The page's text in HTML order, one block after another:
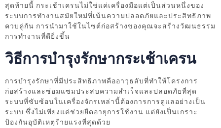
สุดท้ายนี้ กระเช้าเครนไม่ใช่แค่เครื่องมือแต่เป็นส่วนหนึ่งของ
ระบบการทำงานสมัยใหม่ที่เน้นความปลอดภัยและประสิทธิภาพ
ควบคู่กัน การนำมาใช้ในไซต์ก่อสร้างของคุณจะสร้างวัฒนธรรม
การทำงานที่ดียิ่งขึ้น
วิธีการบำรุงรักษากระเช้าเครน
การบำรุงรักษาที่มีประสิทธิภาพคืออาวุธลับที่ทำให้โครงการ
ก่อสร้างและซ่อมแซมประสบความสำเร็จและปลอดภัยที่สุด
ระบบที่ซับซ้อนในเครื่องจักรเหล่านี้ต้องการการดูแลอย่างเป็น
ระบบ ซึ่งไม่เพียงแค่ช่วยยืดอายุการใช้งาน แต่ยังเป็นเกราะ
ป้องกันอุบัติเหตุร้ายแรงที่สุดด้วย